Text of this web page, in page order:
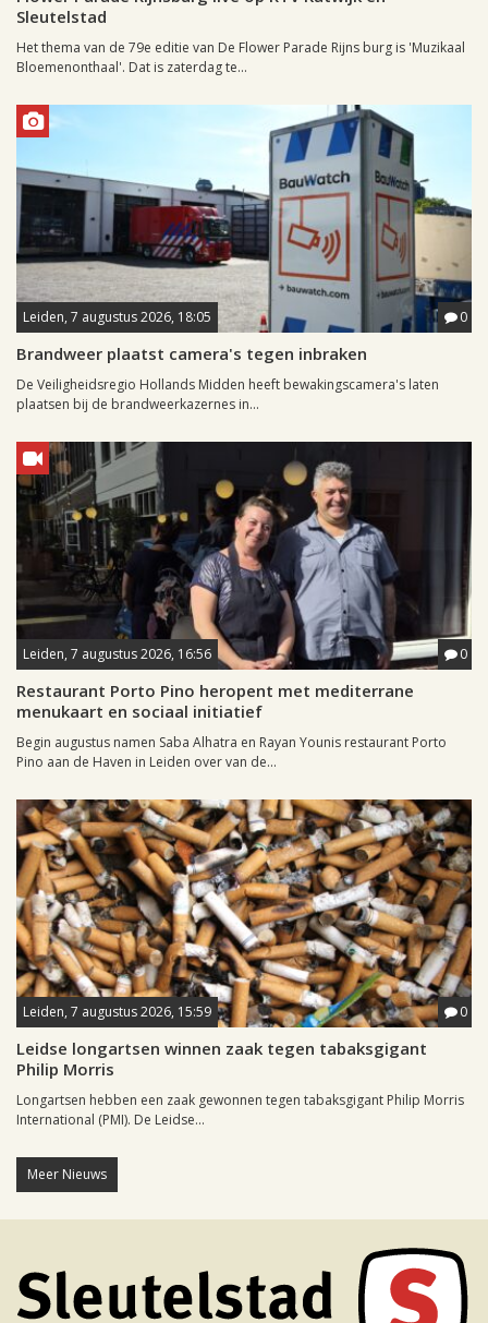
Sleutelstad
Het thema van de 79e editie van De Flower Parade Rijns burg is 'Muzikaal
Bloemenonthaal'. Dat is zaterdag te...
Leiden, 7 augustus 2026, 18:05 0
Brandweer plaatst camera's tegen inbraken
De Veiligheidsregio Hollands Midden heeft bewakingscamera's laten
plaatsen bij de brandweerkazernes in...
Leiden, 7 augustus 2026, 16:56 0
Restaurant Porto Pino heropent met mediterrane
menukaart en sociaal initiatief
Begin augustus namen Saba Alhatra en Rayan Younis restaurant Porto
Pino aan de Haven in Leiden over van de...
Leiden, 7 augustus 2026, 15:59 0
Leidse longartsen winnen zaak tegen tabaksgigant
Philip Morris
Longartsen hebben een zaak gewonnen tegen tabaksgigant Philip Morris
International (PMI). De Leidse...
Meer Nieuws